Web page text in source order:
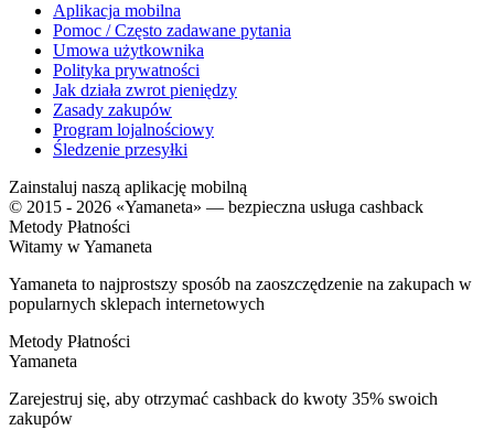
Aplikacja mobilna
Pomoc / Często zadawane pytania
Umowa użytkownika
Polityka prywatności
Jak działa zwrot pieniędzy
Zasady zakupów
Program lojalnościowy
Śledzenie przesyłki
Zainstaluj naszą aplikację mobilną
© 2015 - 2026 «Yamaneta» — bezpieczna usługa cashback
Metody Płatności
Witamy wYamaneta
Yamaneta to najprostszy sposób na zaoszczędzenie na zakupach w
popularnych sklepach internetowych
Metody Płatności
Yamaneta
Zarejestruj się, aby otrzymać cashback do kwoty 35% swoich
zakupów